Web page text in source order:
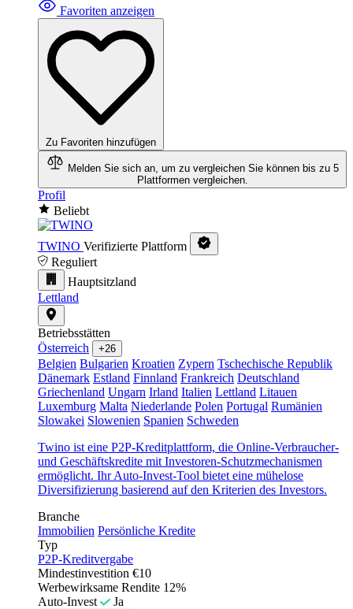
Favoriten anzeigen
Zu Favoriten hinzufügen
Melden Sie sich an, um zu vergleichen Sie können bis zu 5
Plattformen vergleichen.
Profil
Beliebt
TWINO Verifizierte Plattform
Reguliert
Hauptsitzland
Lettland
Betriebsstätten
Österreich
+26
Belgien Bulgarien Kroatien Zypern Tschechische Republik
Dänemark Estland Finnland Frankreich Deutschland
Griechenland Ungarn Irland Italien Lettland Litauen
Luxemburg Malta Niederlande Polen Portugal Rumänien
Slowakei Slowenien Spanien Schweden
Twino ist eine P2P-Kreditplattform, die Online-Verbraucher-
und Geschäftskredite mit Investoren-Schutzmechanismen
ermöglicht. Ihr Auto-Invest-Tool bietet eine mühelose
Diversifizierung basierend auf den Kriterien des Investors.
Branche
Immobilien Persönliche Kredite
Typ
P2P-Kreditvergabe
Mindestinvestition €10
Werbewirksame Rendite 12%
Auto-Invest
Ja